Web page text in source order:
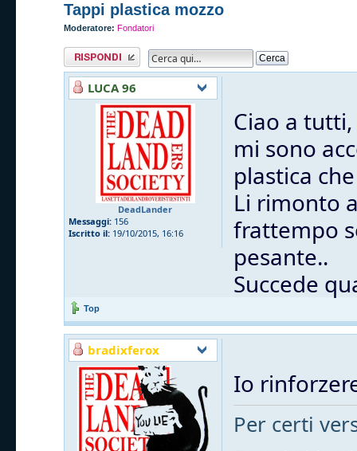
Tappi plastica mozzo
Moderatore: Fondatori
Rispondi al
messaggio
LUCA 96
DeadLander
Messaggi: 156
Iscritto il: 19/10/2015, 16:16
Ciao a tutti,
mi sono
plastica
Li rimonto
frattempo
pesante..
Succede
Top
bradixferox
Io
Per certi